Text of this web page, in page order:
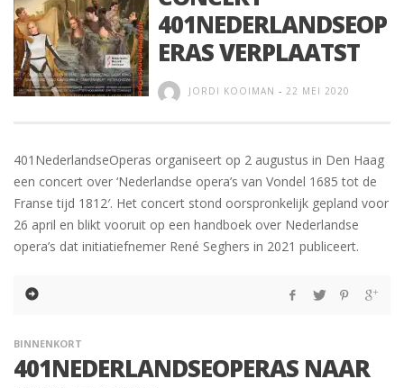
401NEDERLANDSEOP
ERAS VERPLAATST
JORDI KOOIMAN - 22 MEI 2020
401NederlandseOperas organiseert op 2 augustus in Den Haag
een concert over ‘Nederlandse opera’s van Vondel 1685 tot de
Franse tijd 1812′. Het concert stond oorspronkelijk gepland voor
26 april en blikt vooruit op een handboek over Nederlandse
opera’s dat initiatiefnemer René Seghers in 2021 publiceert.
BINNENKORT
401NEDERLANDSEOPERAS NAAR